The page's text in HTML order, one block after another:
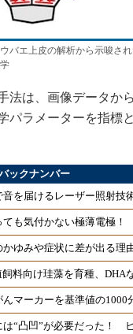
バエ上皮の解析から示唆さ
は、画像データか
パラメーターを指標
ックナンバー
音を届けるレーザー照射技
ても気付かない極薄電極
かゆみや症状に差が出る理
料向け珪藻を育種、DHA
んマーカーを基準値の
は“凸凹”が必要だった！